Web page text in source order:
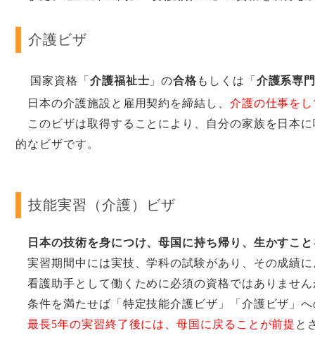
介護ビザ
国家資格「 介護福祉士 」の合格 もしくは「 介護系専
日本の介護施設と雇用契約を締結し、 介護の仕事を
このビザは取得することにより、自分の家族を日本
的なビザです。
技能実習（介護）ビザ
日本の技術を身につけ、母国に持ち帰り、生かすこ
実習期間中には実技、学科の試験があり、その成績
看護助手として働くために必須の資格ではありませ
条件を満たせば「特定技能介護ビザ」「介護ビザ」
最長5年の実習終了後には、母国に戻ることが前提 と